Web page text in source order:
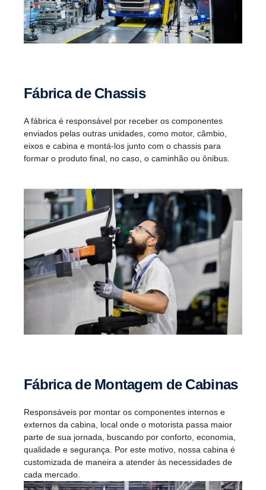
Fábrica de Chassis
A fábrica é responsável por receber os componentes
enviados pelas outras unidades, como motor, câmbio,
eixos e cabina e montá-los junto com o chassis para
formar o produto final, no caso, o caminhão ou ônibus.
Fábrica de Montagem de Cabinas
Responsáveis por montar os componentes internos e
externos da cabina, local onde o motorista passa maior
parte de sua jornada, buscando por conforto, economia,
qualidade e segurança. Por este motivo, nossa cabina é
customizada de maneira a atender às necessidades de
cada mercado.